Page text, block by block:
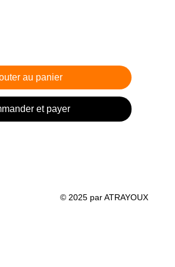
au panier
et payer
© 2025 par ATRAYOUX